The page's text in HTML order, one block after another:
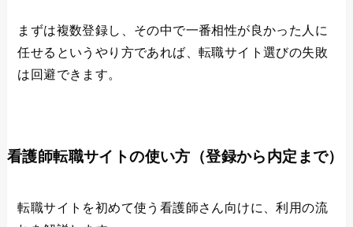
まずは複数登録し、その中で一番相性が良かった人に
任せるというやり方であれば、転職サイト選びの失敗
は回避できます。
看護師転職サイトの使い方（登録から内定まで）
転職サイトを初めて使う看護師さん向けに、利用の流